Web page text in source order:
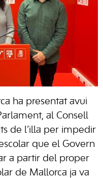
ha presentat avui
al Consell
de l’illa per impedir
que el Govern
a partir del proper
de Mallorca ja va